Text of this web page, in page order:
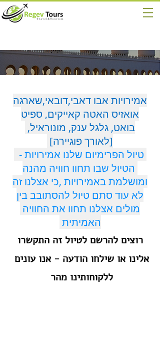
אמירויות אבו דאבי,דובאי,שארגה
אואזיס האטה קאייקים, ספיט
בואט, גלגל ענק, מונוראיל,
[לאורך פוגיירה]
טיול הפרימיום שלנו אמירויות -
הטיול שבו תחוו חוויה מהנה
ומושלמת באמירויות ,כי אצלנו זה
לא עוד סתם טיול להסתובב בין
מולים אצלנו תחוו את החוויה
האמיתית
רוצים להרשם לטיול זה התקשרו
אלינו או שילחו הודעה - אנו עונים
ללקוחותינו מהר